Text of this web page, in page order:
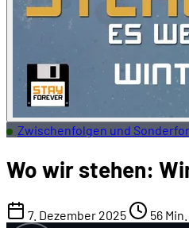
Zwischenfolgen und
Wo wir stehen:
7. Dezember 2025 56 Min.